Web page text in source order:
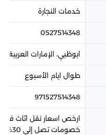
خدمات النجارة
0527514348
ابوظبي، الإمارات العربية
طوال ايام الأسبوع
971527514348
ارخص اسعار نقل اثاث في
خصومات تصل إلى 30%